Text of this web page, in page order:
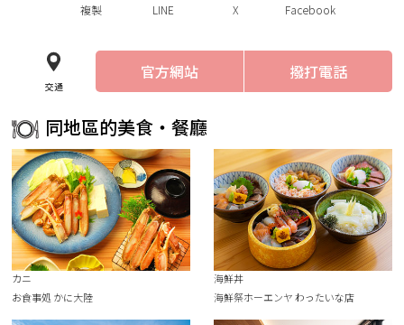
複製 LINE X Facebook
交通
官方網站 撥打電話
同地區的美食・餐廳
カニ
お食事処 かに大陸
海鮮丼
海鮮祭ホーエンヤ わったいな店